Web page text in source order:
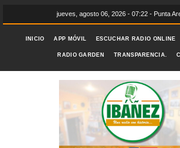
jueves, agosto 06, 2026 - 07:22 - Punta
INICIO APP MÓVIL ESCUCHAR RADIO ONLINE
RADIO GARDEN TRANSPARENCIA.